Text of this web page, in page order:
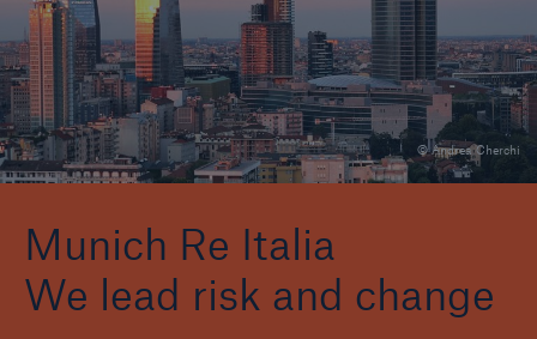
© Andrea Cherchi
Munich Re Italia
We lead risk and change
Soluzioni
Azienda